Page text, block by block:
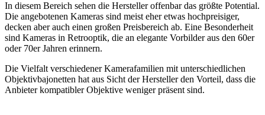
In diesem Bereich sehen die Hersteller offenbar das größte Potential.
Die angebotenen Kameras sind meist eher etwas hochpreisiger,
decken aber auch einen großen Preisbereich ab. Eine Besonderheit
sind Kameras in Retrooptik, die an elegante Vorbilder aus den 60er
oder 70er Jahren erinnern.
Die Vielfalt verschiedener Kamerafamilien mit unterschiedlichen
Objektivbajonetten hat aus Sicht der Hersteller den Vorteil, dass die
Anbieter kompatibler Objektive weniger präsent sind.